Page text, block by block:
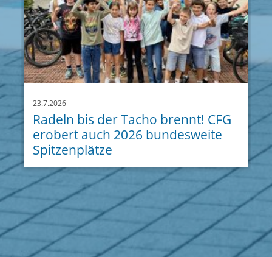
23.7.2026
Radeln bis der Tacho brennt! CFG
erobert auch 2026 bundesweite
Spitzenplätze